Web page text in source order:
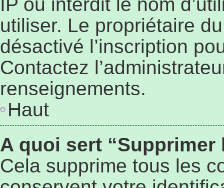
utiliser. Le propriétaire
désactivé l’inscription
Contactez
renseignements.
Haut
A quoi sert
Cela supprime tous les